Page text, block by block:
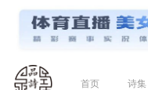
首页 诗集